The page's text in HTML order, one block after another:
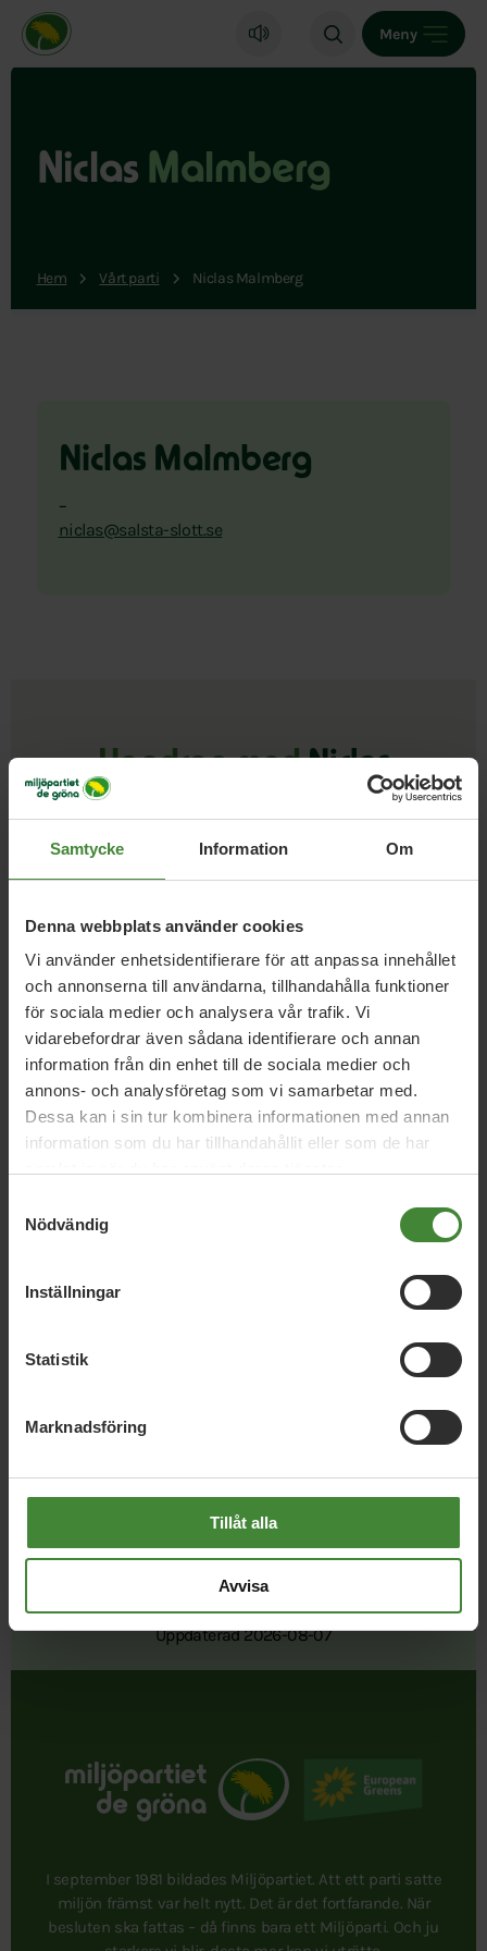
Samtycke Information Om
Denna webbplats använder cookies
Vi använder enhetsidentifierare för att anpassa innehållet
och annonserna till användarna, tillhandahålla funktioner
för sociala medier och analysera vår trafik. Vi
vidarebefordrar även sådana identifierare och annan
information från din enhet till de sociala medier och
annons- och analysföretag som vi samarbetar med.
Dessa kan i sin tur kombinera informationen med annan
information som du har tillhandahållit eller som de har
Nödvändig
Inställningar
Statistik
Marknadsföring
Tillåt alla
Avvisa
Miljöpartiet de gröna, startsida
Meny
Niclas Malmberg
Hem Vårt parti Niclas Malmberg
Niclas Malmberg
–
niclas@salsta-slott.se
Uppdrag medNiclas
Regionfullmäktige Uppsala
Annika Forsell Emin Maskan
Georg Olsson
Gunnel Bergman
Hans Wennberg
Jenny
Lundström
Julia Falkerby
Mårten Fjällström
Niclas Malmberg
Oskar Reimer
Tove Ljungberg
Haasum
Ulrika Lundblad
Dela denna sida och hjälp oss
sprida vårt budskap
Publicerad 2022-10-05
Uppdaterad 2026-08-07
I september 1981 bildades Miljöpartiet. Att ett parti satte
miljön främst var helt nytt. Det är det fortfarande. När
besluten ska fattas – då finns bara ett Miljöparti. Och ju